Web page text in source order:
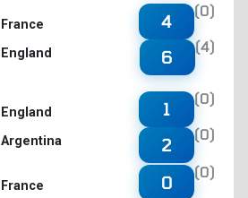
France
England
4
(0)
6
(4)
England
Argentina
1
(0)
2
(0)
France
0
(0)